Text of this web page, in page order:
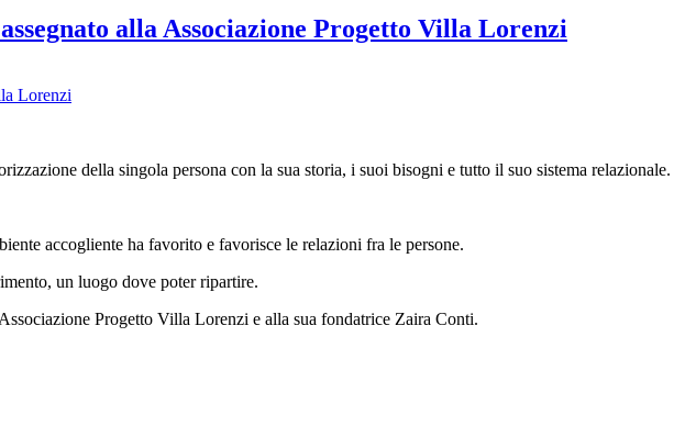
alla Associazione Progetto Villa Lorenzi
della singola persona con la sua storia, i suoi bisogni e tutto il suo sistema relazionale.
accogliente ha favorito e favorisce le relazioni fra le persone.
un luogo dove poter ripartire.
Progetto Villa Lorenzi e alla sua fondatrice Zaira Conti.